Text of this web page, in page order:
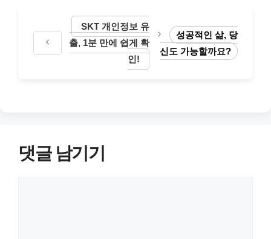
SKT 개인정보 유
출, 1분 만에 쉽게 확
인!
성공적인 삶, 당
신도 가능할까요?
댓글 남기기